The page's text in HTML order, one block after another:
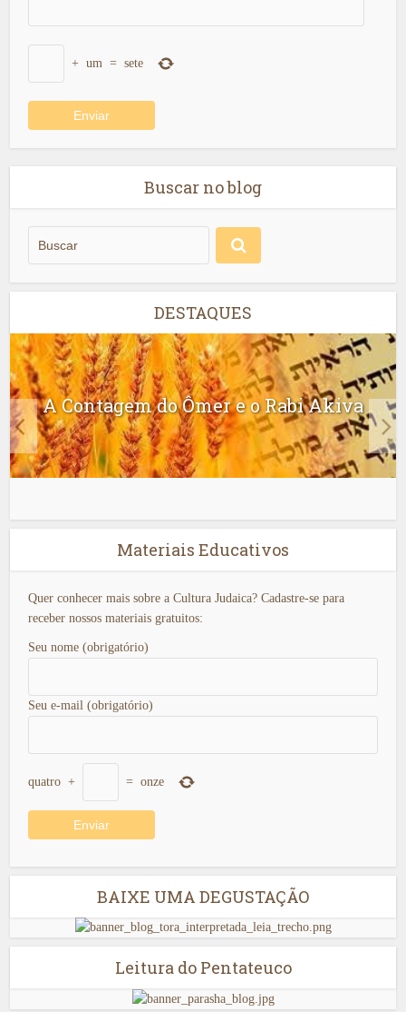
+ um = sete
Buscar no blog
DESTAQUES
A Contagem do Ômer e o Rabi Akiva
Materiais Educativos
Quer conhecer mais sobre a Cultura Judaica? Cadastre-se para
receber nossos materiais gratuitos:
Seu nome (obrigatório)
Seu e-mail (obrigatório)
quatro + = onze
BAIXE UMA DEGUSTAÇÃO
Leitura do Pentateuco